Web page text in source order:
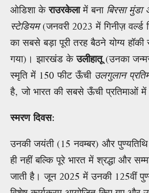
ओडिशा केराउरकेलामें बना बिरसा मुंडा
स्टेडियम(जनवरी 2023 में गिनीज़ वर्ल्ड
का सबसे बड़ा पूरी तरह बैठने योग्य हॉकी
गया)। झारखंड केउलीहातू(उनका
स्मृति में 150 फीट ऊँची उलगुलान
है, जो भारत की सबसे ऊँची प्रतिमाओं में
स्मरण दिवस:
उनकी जयंती (15 नवम्बर) और
ही नहीं बल्कि पूरे भारत में श्रद्धा और
जाती है। जून 2025 में उनकी 125वीं